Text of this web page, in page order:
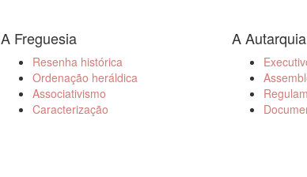
A Freguesia
Resenha histórica
Ordenação heráldica
Associativismo
Caracterização
A Autarquia